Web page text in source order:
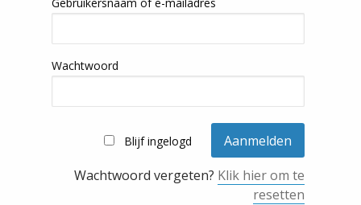
Wachtwoord
Blijf ingelogd
Wachtwoord vergeten? Klik hier om te
resetten